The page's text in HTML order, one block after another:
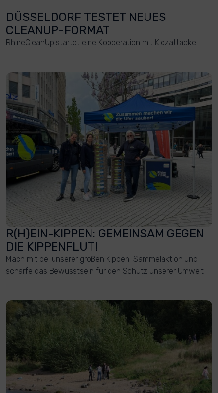
DÜSSELDORF TESTET NEUES
CLEANUP-FORMAT
RhineCleanUp startet eine Kooperation mit Kiezattacke.
R(H)EIN-KIPPEN: GEMEINSAM GEGEN
DIE KIPPENFLUT!
Mach mit bei unserer großen Kippen-Sammelaktion und
schärfe das Bewusstsein für den Schutz unserer Umwelt